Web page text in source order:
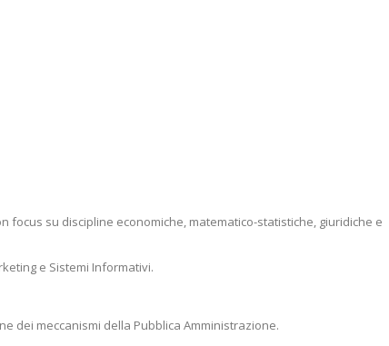
su discipline economiche, matematico-statistiche, giuridiche e
e Sistemi Informativi.
dei meccanismi della Pubblica Amministrazione.